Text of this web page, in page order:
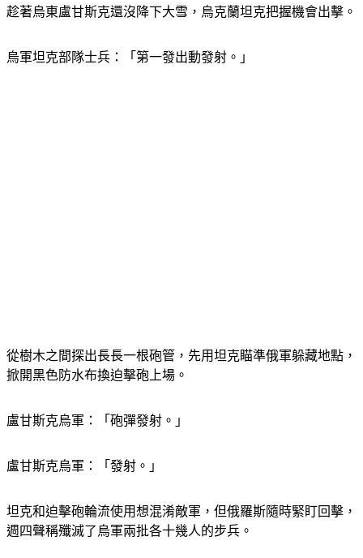
趁著烏東盧甘斯克還沒降下大雪，烏克蘭坦克把握機會出擊。
烏軍坦克部隊士兵：「第一發出動發射。」
從樹木之間探出長長一根砲管，先用坦克瞄準俄軍躲藏地點，
掀開黑色防水布換迫擊砲上場。
盧甘斯克烏軍：「砲彈發射。」
盧甘斯克烏軍：「發射。」
坦克和迫擊砲輪流使用想混淆敵軍，但俄羅斯隨時緊盯回擊，
週四聲稱殲滅了烏軍兩批各十幾人的步兵。